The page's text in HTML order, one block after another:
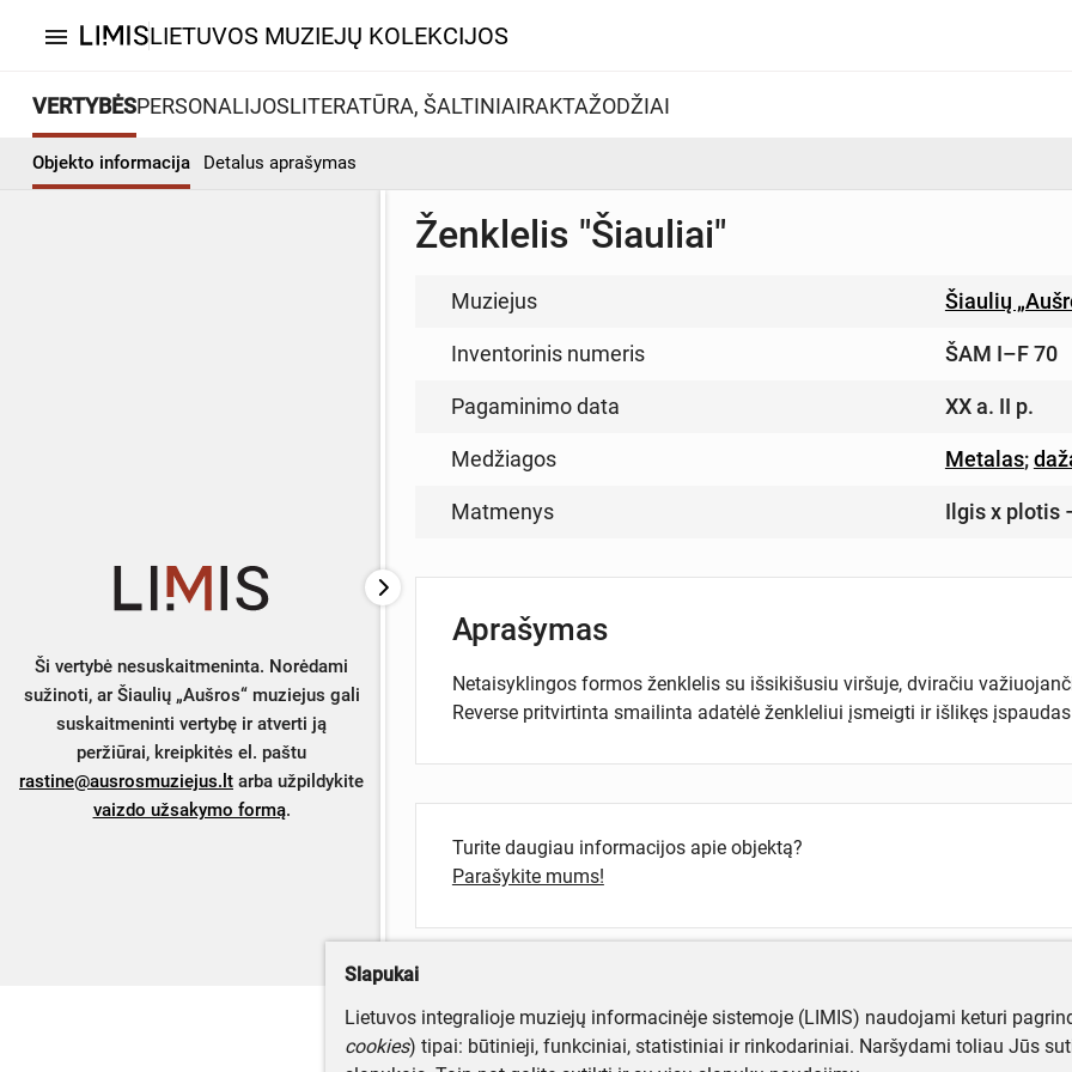
menu LIETUVOS MUZIEJŲ KOLEKCIJOS
VERTYBĖSPERSONALIJOSLITERATŪRA, ŠALTINIAIRAKTAŽODŽIAI
Objekto informacija Detalus aprašymas
Ši vertybė nesuskaitmeninta. Norėdami
sužinoti, ar Šiaulių „Aušros“ muziejus gali
suskaitmeninti vertybę ir atverti ją
peržiūrai, kreipkitės el. paštu
rastine@ausrosmuziejus.lt arba užpildykite
vaizdo užsakymo formą.
Ženklelis "Šiauliai"
Muziejus Šiaulių
Inventorinis numeris ŠAM I–F 70
Pagaminimo data XX a. II p.
Medžiagos Metalas;
Matmenys Ilgis x plotis
Aprašymas
Netaisyklingos formos ženklelis su išsikišusiu viršuje, dviračiu
Reverse pritvirtinta smailinta adatėlė ženkleliui įsmeigti ir išlikęs
Turite daugiau informacijos apie objektą?
Parašykite mums!
Slapukai
Lietuvos integralioje muziejų informacinėje sistemoje (LIMIS) naudojami keturi
cookies) tipai: būtinieji, funkciniai, statistiniai ir rinkodariniai. Naršydami toliau Jūs